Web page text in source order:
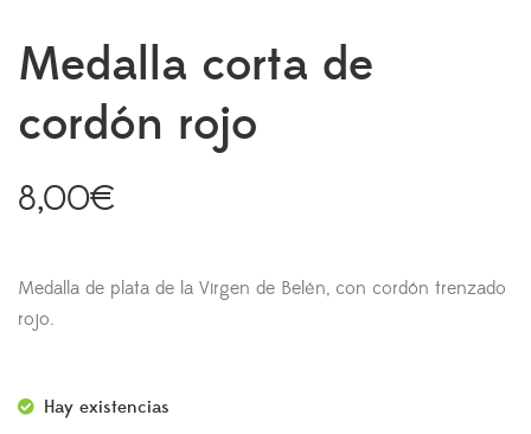
Medalla corta de
cordón rojo
8,00€
Medalla de plata de la Virgen de Belén, con cordón trenzado
rojo.
Hay existencias